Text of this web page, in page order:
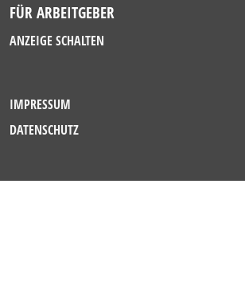
FÜR ARBEITGEBER
ANZEIGE SCHALTEN
IMPRESSUM
DATENSCHUTZ